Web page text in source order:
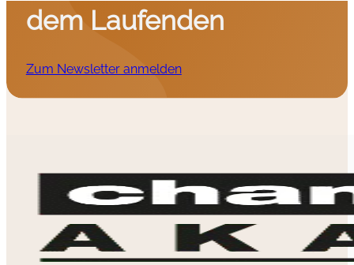
dem Laufenden
Zum Newsletter anmelden